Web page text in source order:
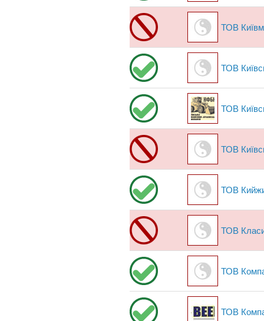
ТОВ
ТОВ
ТОВ
ТОВ
ТОВ
ТОВ
ТОВ
ТОВ